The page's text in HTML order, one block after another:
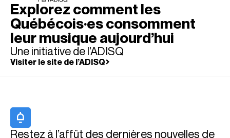
Explorez comment les
Québécois·es consomment
leur musique aujourd’hui
Une initiative de l’ADISQ
Visiter le site de l’ADISQ
Restez à l’affût des dernières nouvelles de